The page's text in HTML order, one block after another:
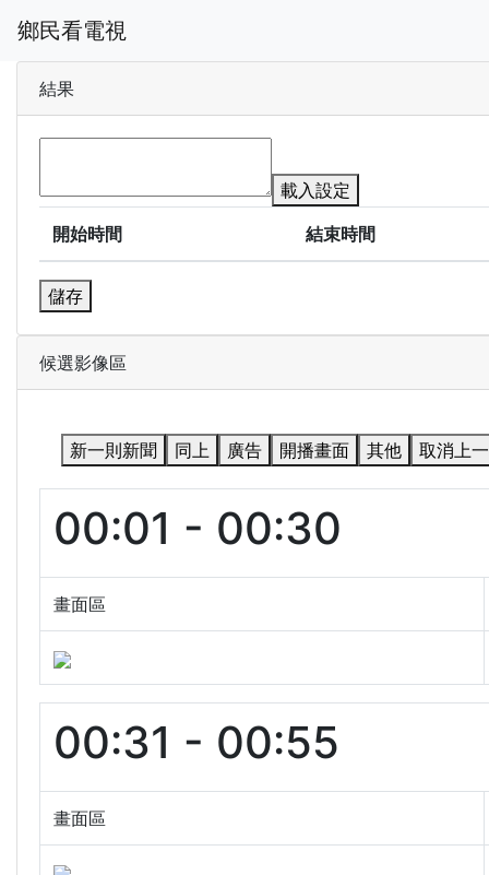
鄉民看電視
結果
載入設定
開始時間
結束時間
儲存
候選影像區
新一則新聞 同上 廣告 開播畫面 其他 取消上
00:01 - 00:30
畫面區
00:31 - 00:55
畫面區